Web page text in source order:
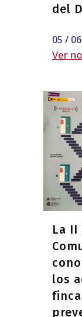
del
05 /
Ver
La II
los